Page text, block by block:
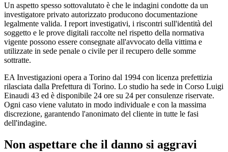
Un aspetto spesso sottovalutato è che le indagini condotte da un
investigatore privato autorizzato producono documentazione
legalmente valida. I report investigativi, i riscontri sull'identità del
soggetto e le prove digitali raccolte nel rispetto della normativa
vigente possono essere consegnate all'avvocato della vittima e
utilizzate in sede penale o civile per il recupero delle somme
sottratte.
EA Investigazioni opera a Torino dal 1994 con licenza prefettizia
rilasciata dalla Prefettura di Torino. Lo studio ha sede in Corso Luigi
Einaudi 43 ed è disponibile 24 ore su 24 per consulenze riservate.
Ogni caso viene valutato in modo individuale e con la massima
discrezione, garantendo l'anonimato del cliente in tutte le fasi
dell'indagine.
Non aspettare che il danno si aggravi